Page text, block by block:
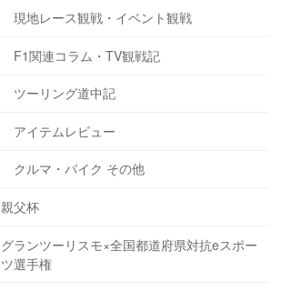
現地レース観戦・イベント観戦
F1関連コラム・TV観戦記
ツーリング道中記
アイテムレビュー
クルマ・バイク その他
親父杯
グランツーリスモ×全国都道府県対抗eスポー
ツ選手権